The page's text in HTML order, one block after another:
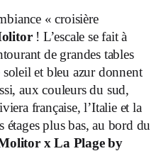
« croisière
! L’escale se fait à
de grandes tables
et bleu azur donnent
aux couleurs du sud,
française, l’Italie et la
plus bas, au bord du
x La Plage by